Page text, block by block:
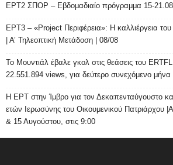
ΕΡΤ2 ΣΠΟΡ – Εβδομαδιαίο πρόγραμμα 15-
ΕΡΤ3 – «Project Περιφέρεια»: Η καλλιέργεια
| Α’ Τηλεοπτική Μετάδοση | 08/08
Το Μουντιάλ έβαλε γκολ στις θεάσεις του
22.551.894 views, για δεύτερο συνεχόμενο μήνα
Η ΕΡΤ στην Ίμβρο για τον Δεκαπενταύγουστο
ετών Ιερωσύνης του Οικουμενικού Πατριάρχου
& 15 Αυγούστου, στις 9:00